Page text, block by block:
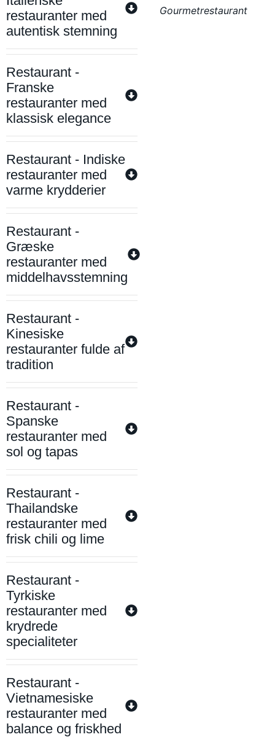
restauranter med
autentisk stemning
Restaurant -
Franske
restauranter med
klassisk elegance
Restaurant - Indiske
restauranter med
varme krydderier
Restaurant -
Græske
restauranter med
middelhavsstemning
Restaurant -
Kinesiske
restauranter fulde af
tradition
Restaurant -
Spanske
restauranter med
sol og tapas
Restaurant -
Thailandske
restauranter med
frisk chili og lime
Restaurant -
Tyrkiske
restauranter med
krydrede
specialiteter
Restaurant -
Vietnamesiske
restauranter med
balance og friskhed
Gourmetrestaurant